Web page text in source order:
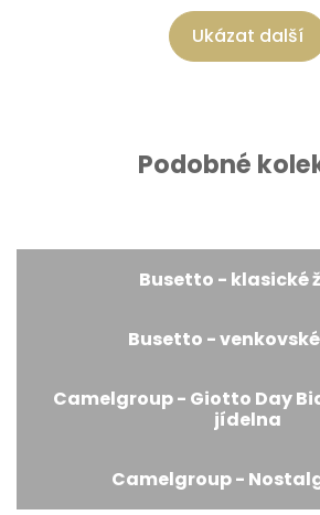
Ukázat další
Podobné
Busetto - klasické
Busetto -
Camelgroup - Giotto Day
jídelna
Camelgroup -